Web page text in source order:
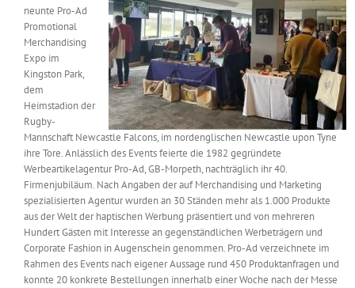
Messen & Events
Unternehmen
Interviews
Wissen
Product Guide
Jobshop
neunte Pro-Ad
Promotional
Merchandising
Expo im
Kingston Park,
dem
Heimstadion der
Rugby-
Mannschaft Newcastle Falcons, im nordenglischen Newcastle upon Tyne
ihre Tore. Anlässlich des Events feierte die 1982 gegründete
Werbeartikelagentur Pro-Ad, GB-Morpeth, nachträglich ihr 40.
Firmenjubiläum. Nach Angaben der auf Merchandising und Marketing
spezialisierten Agentur wurden an 30 Ständen mehr als 1.000 Produkte
aus der Welt der haptischen Werbung präsentiert und von mehreren
Hundert Gästen mit Interesse an gegenständlichen Werbeträgern und
Corporate Fashion in Augenschein genommen. Pro-Ad verzeichnete im
Rahmen des Events nach eigener Aussage rund 450 Produktanfragen und
konnte 20 konkrete Bestellungen innerhalb einer Woche nach der Messe